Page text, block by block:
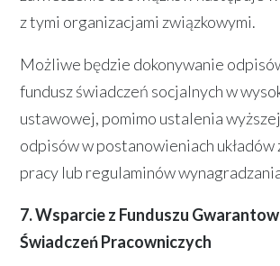
z tymi organizacjami związkowymi.
Możliwe będzie dokonywanie
fundusz świadczeń socjalnych w
ustawowej, pomimo ustalenia
odpisów w postanowieniach
pracy lub regulaminów
7. Wsparcie z Funduszu
Świadczeń Pracowniczych